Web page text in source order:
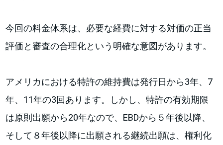
今回の料金体系は、必要な経費に対する対価の正当
評価と審査の合理化という明確な意図があります。
アメリカにおける特許の維持費は発行日から3年、7
年、11年の3回あります。しかし、特許の有効期限
は原則出願から20年なので、EBDから５年後以降、
そして８年後以降に出願される継続出願は、権利化